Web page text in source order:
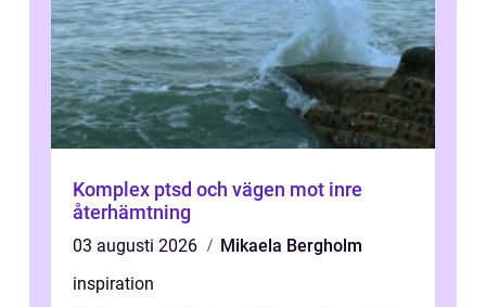
Komplex ptsd och vägen mot inre
återhämtning
03 augusti 2026
Mikaela Bergholm
inspiration